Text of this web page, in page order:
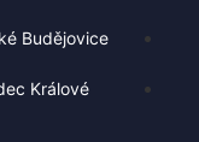
Budějovice
Králové